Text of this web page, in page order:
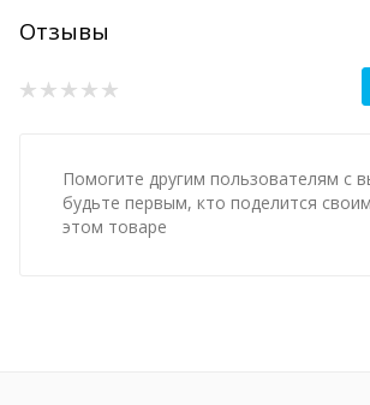
Отзывы
Помогите другим пользователям с
будьте первым, кто поделится
этом товаре